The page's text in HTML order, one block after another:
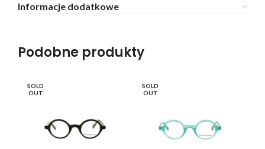
Informacje dodatkowe
Podobne produkty
SOLD
OUT
SOLD
OUT